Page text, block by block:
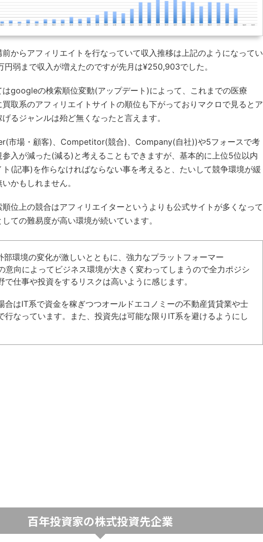
からアフィリエイトを行なっていて収入推移は上記のようになってい
円弱まで収入が増えたのですが先月は¥250,903でした。
googleの検索順位変動(アップデート)によって、これまでの医療
取系のアフィリエイトサイトの順位も下がっておりマクロで見るとア
るジャンルは殆ど無くなったと言えます。
市場・顧客)、Competitor(競合)、Company(自社))や5フォースで考
参入が減った(減る)と考えることもできますが、基本的に上位5位以内
ト(記事)を作らなければならない事を考えると、たいして競争環境が緩
かもしれません。
順位上の競合はアフィリエイターというよりも公式サイトが多くなって
ての難易度が高い環境が続いています。
部環境の変化が激しいとともに、強力なプラットフォーマー
意向によってビジネス環境が大きく変わってしまうので全力ポジシ
で仕事や投資をするリスクは高いように感じます。
合はIT系で資金を稼ぎつつオールドエコノミーの不動産賃貸業や士
行なっています。また、投資先は可能な限りIT系を避けるようにし
百年投資家の株式投資先企業